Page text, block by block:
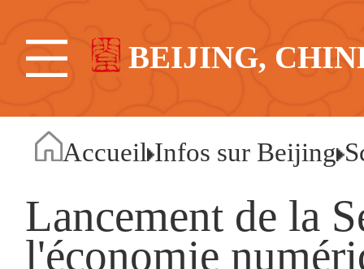
BEIJING,
Accueil Infos sur Beijing
Lancement de la
l'économie